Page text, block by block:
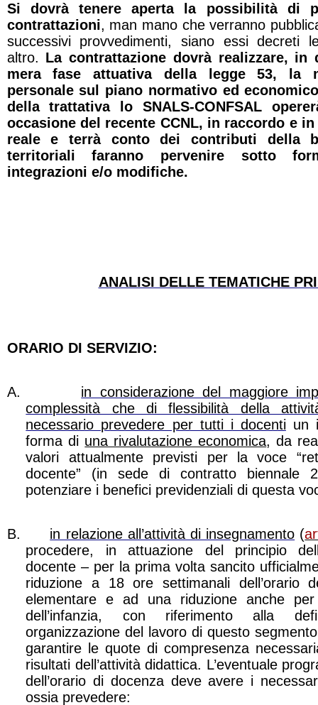
Si dovrà tenere aperta la possibilità di
contrattazioni, man mano che verranno
successivi provvedimenti, siano essi decreti
altro. La contrattazione dovrà realizzare, in
mera fase attuativa della legge 53, la
personale sul piano normativo ed
della trattativa lo SNALS-CONFSAL
occasione del recente CCNL, in raccordo e
reale e terrà conto dei contributi della
territoriali faranno pervenire sotto
integrazioni e/o modifiche.
ANALISI DELLE TEMATICHE
ORARIO DI SERVIZIO:
A.
in considerazione del maggiore
complessità che di flessibilità della
necessario prevedere per tutti i docentiun
forma di una rivalutazione economica, da
valori attualmente previsti per la voce
docente” (in sede di contratto biennale
potenziare i benefici previdenziali di questa
B. in relazione all’attività di insegnamento (
procedere, in attuazione del principio
docente – per la prima volta sancito
riduzione a 18 ore settimanali dell’orario
elementare e ad una riduzione anche
dell’infanzia, con riferimento alla
organizzazione del lavoro di questo
garantire le quote di compresenza
risultati dell’attività didattica. L’eventuale
dell’orario di docenza deve avere i
ossia prevedere: